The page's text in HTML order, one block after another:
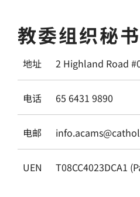
教委组织秘
地址 2 Highland Road
电话 65 6431 9890
电邮
UEN T08CC4023DCA1